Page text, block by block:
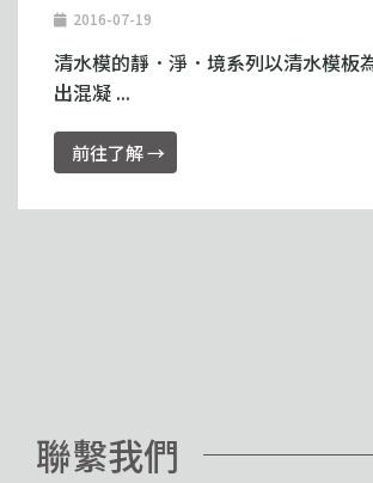
2016-07-19
清水模的靜．淨．境系列以清水模板
出混凝 ...
前往了解 →
聯繫我們